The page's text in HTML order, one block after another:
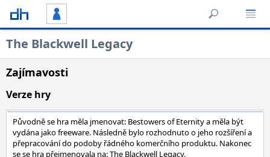
The Blackwell Legacy
Zajímavosti
Verze hry
Původně se hra měla jmenovat: Bestowers of Eternity a měla být
vydána jako freeware. Následně bylo rozhodnuto o jeho rozšíření a
přepracování do podoby řádného komerčního produktu. Nakonec
se se hra přejmenovala na: The Blackwell Legacy.